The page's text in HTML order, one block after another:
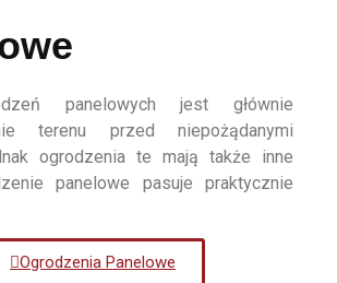
panelowych jest głównie
terenu przed niepożądanymi
ogrodzenia te mają także inne
panelowe pasuje praktycznie
Ogrodzenia Panelowe